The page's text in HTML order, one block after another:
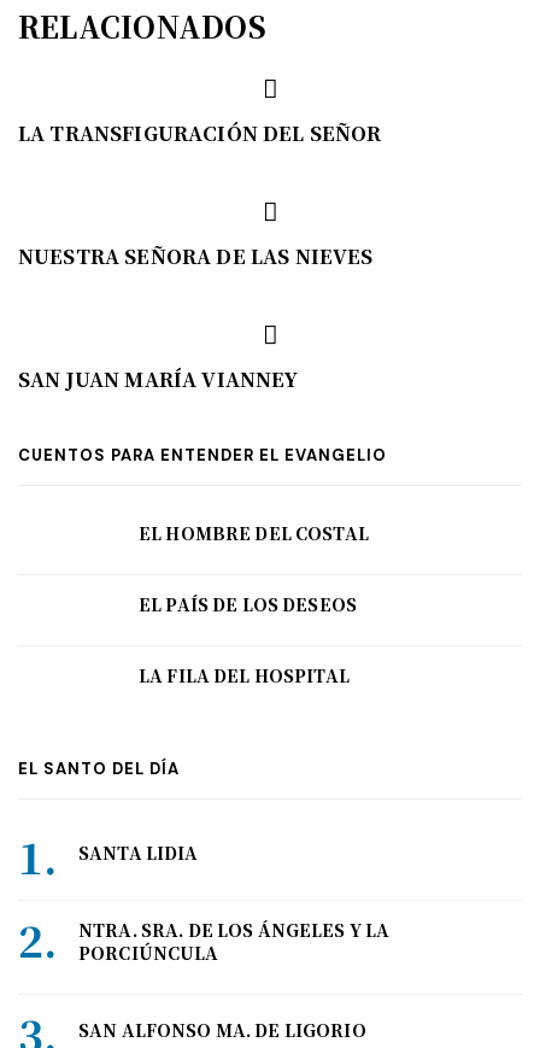
RELACIONADOS
LA TRANSFIGURACIÓN DEL SEÑOR
NUESTRA SEÑORA DE LAS NIEVES
SAN JUAN MARÍA VIANNEY
CUENTOS PARA ENTENDER EL EVANGELIO
EL HOMBRE DEL COSTAL
EL PAÍS DE LOS DESEOS
LA FILA DEL HOSPITAL
EL SANTO DEL DÍA
SANTA LIDIA
NTRA. SRA. DE LOS ÁNGELES Y LA
PORCIÚNCULA
SAN ALFONSO MA. DE LIGORIO